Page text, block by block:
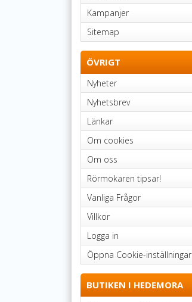
Kampanjer
Sitemap
ÖVRIGT
Nyheter
Nyhetsbrev
Länkar
Om cookies
Om oss
Rörmokaren tipsar!
Vanliga Frågor
Villkor
Logga in
Öppna Cookie-inställningar
BUTIKEN I HEDEMORA